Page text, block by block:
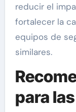
reducir el
fortalecer la
equipos de
similares.
para